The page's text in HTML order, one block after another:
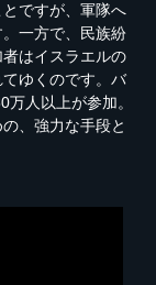
ですが、軍隊へ
一方で、民族紛
はイスラエルの
ゆくのです。バ
人以上が参加。
、強力な手段と